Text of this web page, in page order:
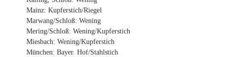
Mainz: Kupferstich/Riegel
Marwang/Schloß: Wening
Mering/Schloß: Wening/Kupferstich
Miesbach: Wening/Kupferstich
München: Bayer. Hof/Stahlstich